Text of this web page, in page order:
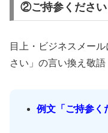
②ご持参くださ
目上・ビジネスメー
さい」の言い換え敬語
例文「ご持参く